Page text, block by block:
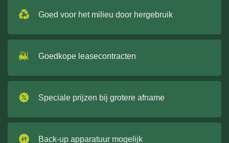
Goed voor het milieu door hergebruik
Goedkope leasecontracten
Speciale prijzen bij grotere afname
Back-up apparatuur mogelijk